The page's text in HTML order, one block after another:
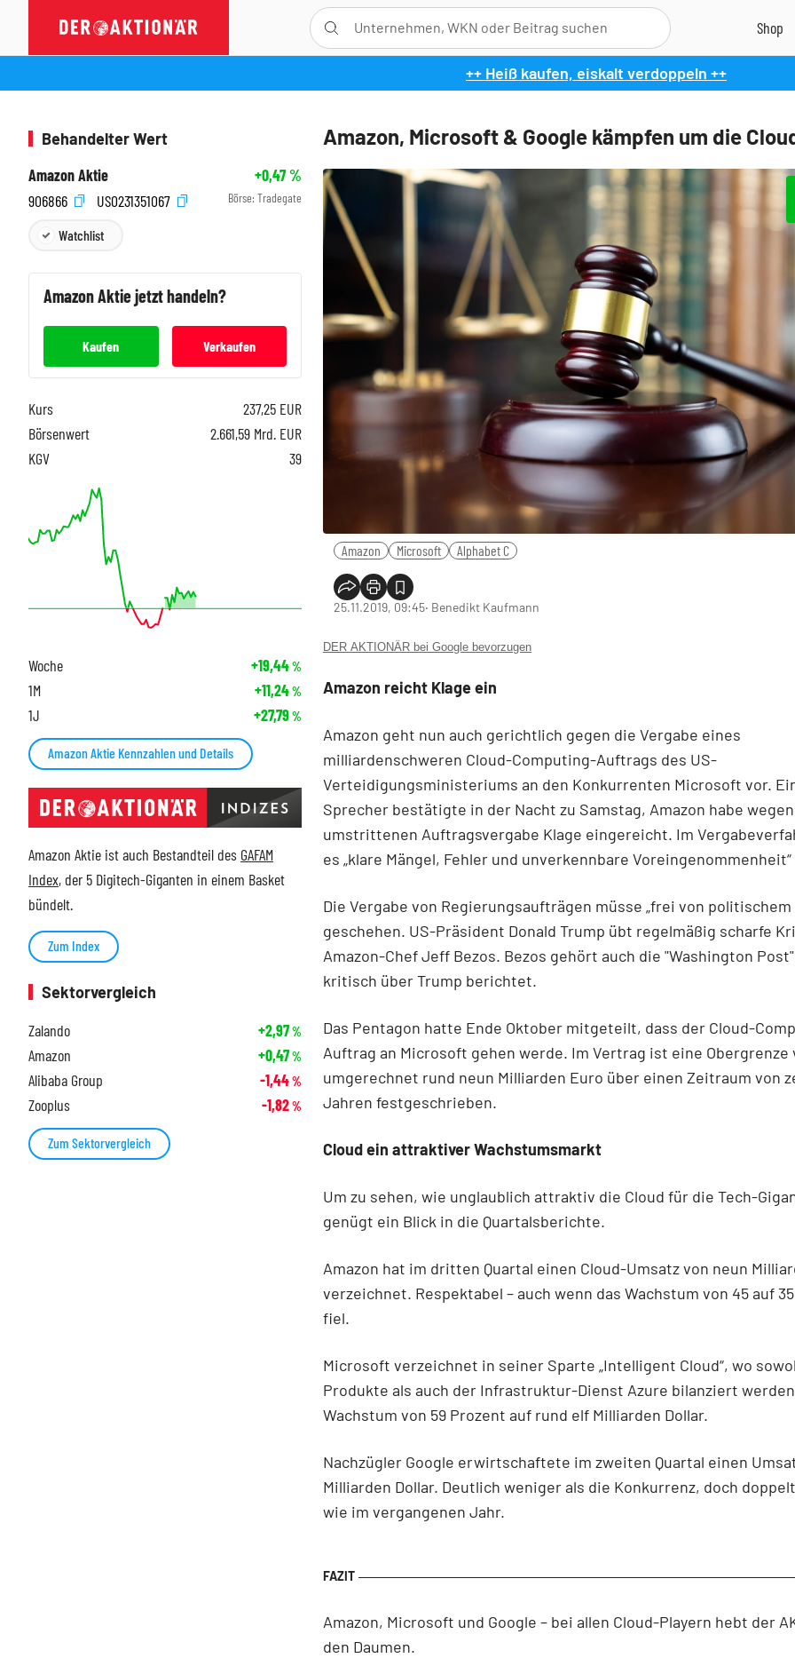
++ Heiß kaufen, eiskalt verdoppeln ++
Amazon, Microsoft & Google kämpfen um die
Amazon Microsoft Alphabet C
25.11.2019, 09:45‧ Benedikt Kaufmann
DER AKTIONÄR bei Google bevorzugen
Amazon reicht Klage ein
Amazon geht nun auch gerichtlich gegen die Vergabe eines
milliardenschweren Cloud-Computing-Auftrags des US-
Verteidigungsministeriums an den Konkurrenten Microsoft vor.
Sprecher bestätigte in der Nacht zu Samstag, Amazon habe
umstrittenen Auftragsvergabe Klage eingereicht. Im
es „klare Mängel, Fehler und unverkennbare
Die Vergabe von Regierungsaufträgen müsse „frei von politischem
geschehen. US-Präsident Donald Trump übt regelmäßig scharfe
Amazon-Chef Jeff Bezos. Bezos gehört auch die "Washington
kritisch über Trump berichtet.
Das Pentagon hatte Ende Oktober mitgeteilt, dass der Cloud-
Auftrag an Microsoft gehen werde. Im Vertrag ist eine Obergrenze
umgerechnet rund neun Milliarden Euro über einen Zeitraum von
Jahren festgeschrieben.
Cloud ein attraktiver Wachstumsmarkt
Um zu sehen, wie unglaublich attraktiv die Cloud für die Tech-
genügt ein Blick in die Quartalsberichte.
Amazon hat im dritten Quartal einen Cloud-Umsatz von neun
verzeichnet. Respektabel – auch wenn das Wachstum von 45 auf
fiel.
Microsoft verzeichnet in seiner Sparte „Intelligent Cloud“, wo
Produkte als auch der Infrastruktur-Dienst Azure bilanziert
Wachstum von 59 Prozent auf rund elf Milliarden Dollar.
Nachzügler Google erwirtschaftete im zweiten Quartal einen
Milliarden Dollar. Deutlich weniger als die Konkurrenz, doch
wie im vergangenen Jahr.
Amazon, Microsoft und Google – bei allen Cloud-Playern hebt der
den Daumen.
Behandelter Wert
Amazon Aktie
+0,47%
906866
US0231351067 Börse: Tradegate
Watchlist
AmazonAktie jetzt handeln?
Kaufen Verkaufen
Kurs 237,25 EUR
Börsenwert
2.661,59 Mrd. EUR
KGV
39
Woche +19,44%
1M +11,24%
1J +27,79%
Amazon Aktie Kennzahlen und Details
Amazon Aktie ist auch Bestandteil des GAFAM
Index, der 5 Digitech-Giganten in einem Basket
bündelt.
Zum Index
Sektorvergleich
Zalando
+2,97%
Amazon +0,47%
Alibaba Group -1,44%
Zooplus -1,82%
Zum Sektorvergleich